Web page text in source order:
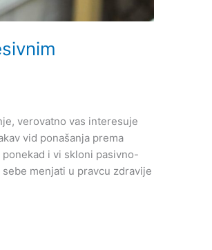
verovatno vas interesuje
vid ponašanja prema
i vi skloni pasivno-
menjati u pravcu zdravije